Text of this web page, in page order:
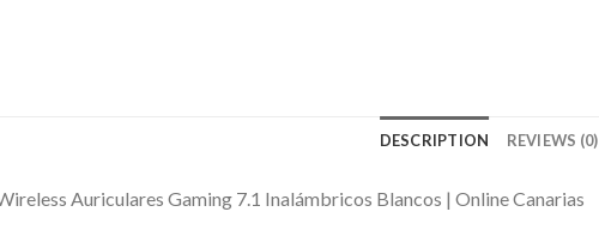
DESCRIPTION REVIEWS (0)
Auriculares Gaming 7.1 Inalámbricos Blancos | Online Canarias